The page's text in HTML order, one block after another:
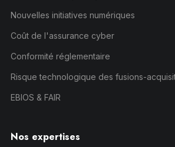
Nouvelles initiatives numériques
Coût de l'assurance cyber
Conformité réglementaire
Risque technologique des fusions-
EBIOS & FAIR
Nos expertises